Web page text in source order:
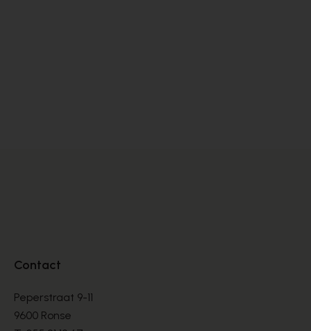
Contact
Peperstraat 9-11
9600 Ronse